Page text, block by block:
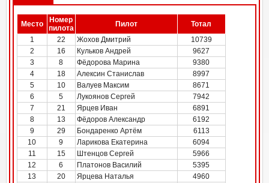
Место
Номер
пилота
Пилот
Тотал
1
22 Жохов Дмитрий
10739
2
16 Кульков Андрей
9627
3
8 Фёдорова Марина
9380
4
18 Алексин Станислав
8997
5
10 Валуев Максим
8671
6
5 Лукоянов Сергей
7942
7
21 Ярцев Иван
6891
8
13 Фёдоров Александр
6192
9
29 Бондаренко Артём
6113
10
9 Ларикова Екатерина
6094
11
15 Штенцов Сергей
5966
12
6 Платонов Василий
5395
13
20 Ярцева Наталья
4960